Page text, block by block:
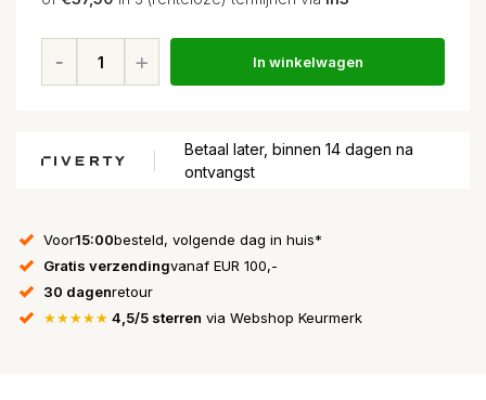
In winkelwagen
Betaal later, binnen 14 dagen na
ontvangst
Voor15:00besteld, volgende dag in huis*
Gratis verzendingvanaf EUR 100,-
30 dagenretour
★★★★★ 4,5/5 sterren via Webshop Keurmerk